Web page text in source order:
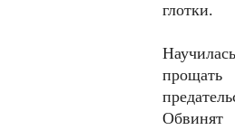
глотки.
прощать
Обвинят